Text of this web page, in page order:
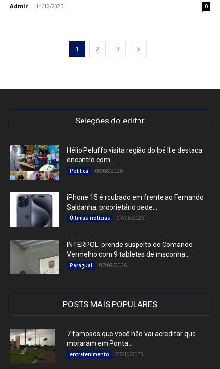
Admin - 14/12/2025 0
1 2 3
Seleções do editor
Hélio Peluffo visita região do Ipê II e destaca
encontro com...
Política 08/08/2026
iPhone 15 é roubado em frente ao Fernando
Saldanha; proprietário pede...
Últimas notícias 07/08/2026
INTERPOL: prende suspeito do Comando
Vermelho com 9 tabletes de maconha...
Paraguai 07/08/2026
POSTS MAIS POPULARES
7 famosos que você não vai acreditar que
moraram em Ponta...
entretenimento 27/10/2023